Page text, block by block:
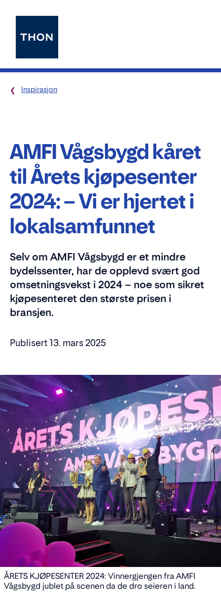
Inspirasjon
AMFI Vågsbygd kåret
til Årets kjøpesenter
2024: – Vi er hjertet i
lokalsamfunnet
Selv om AMFI Vågsbygd er et mindre
bydelssenter, har de opplevd svært god
omsetningsvekst i 2024 – noe som sikret
kjøpesenteret den største prisen i
bransjen.
Publisert 13. mars 2025
ÅRETS KJØPESENTER 2024: Vinnergjengen fra AMFI
Vågsbygd jublet på scenen da de dro seieren i land.